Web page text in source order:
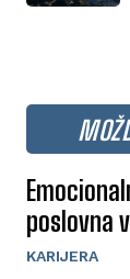
poslovna
KARIJERA